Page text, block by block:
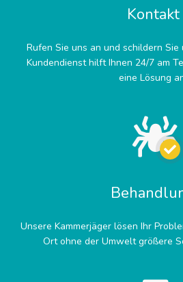
Kontakt
Rufen Sie uns an und schildern Sie
Kundendienst hilft Ihnen 24/7 am
eine Lösung
Unsere Kammerjäger lösen Ihr
Ort ohne der Umwelt größere